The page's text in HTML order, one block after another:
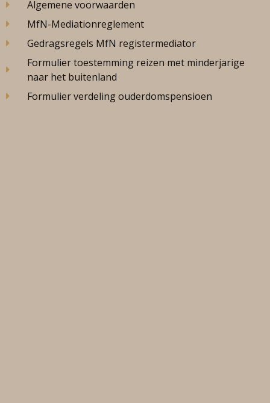
Algemene voorwaarden
MfN-Mediationreglement
Gedragsregels MfN registermediator
Formulier toestemming reizen met minderjarige
naar het buitenland
Formulier verdeling ouderdomspensioen